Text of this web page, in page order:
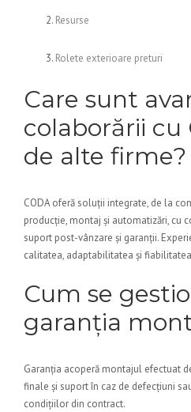
Resurse
Rolete exterioare preturi
Care sunt
colaborării cu
de alte firme?
CODA oferă soluții integrate, de la
producție, montaj și automatizări, cu
suport post-vânzare și garanții.
calitatea, adaptabilitatea și
Cum se
garanția
Garanția acoperă montajul efectuat
finale și suport în caz de defecțiuni
condițiilor din contract.